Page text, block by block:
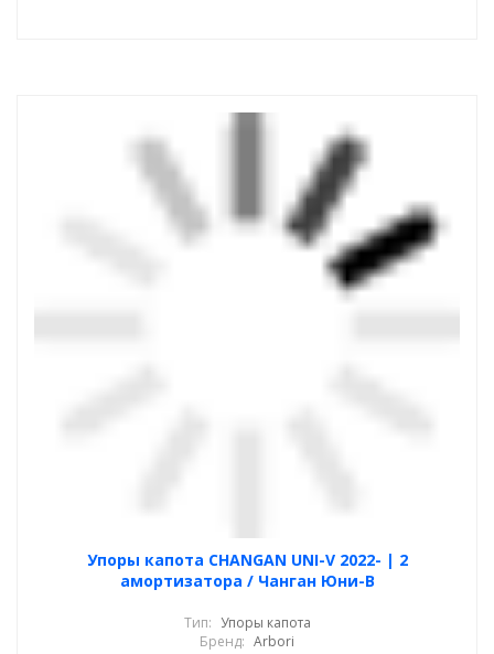
Упоры капота CHANGAN UNI-V 2022- | 2
амортизатора / Чанган Юни-В
Тип: Упоры капота
Бренд: Arbori